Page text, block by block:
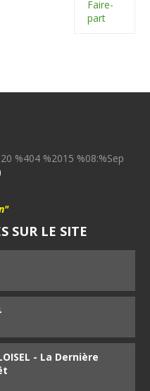
Faire-
part
%404 %2015 %08:%Sep
SUR LE SITE
- La Dernière